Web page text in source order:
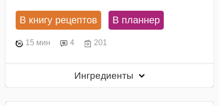
В книгу рецептов В планнер
15 мин 4 201
Ингредиенты